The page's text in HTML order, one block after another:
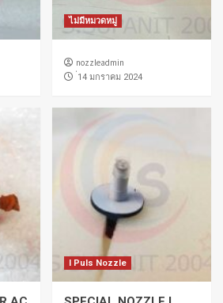
ไม่มีหมวดหมู่
nozzleadmin
่14 มกราคม 2024
I Puls Nozzle